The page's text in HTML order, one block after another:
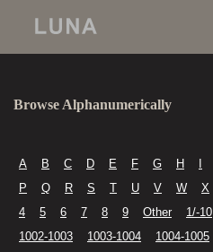
Browse Alphanumerically
A B C D E F G H
P
Q R S T U V W X
4
5 6 7 8 9 Other 1/-10
1002-1003
1003-1004 1004-1005